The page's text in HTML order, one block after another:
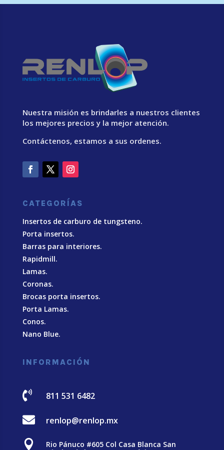
Nuestra misión es brindarles a nuestros clientes
los mejores precios y la mejor atención.
Contáctenos, estamos a sus ordenes.
CATEGORÍAS
Insertos de carburo de tungsteno.
Porta insertos.
Barras para interiores.
Rapidmill.
Lamas.
Coronas.
Brocas porta insertos.
Porta Lamas.
Conos.
Nano Blue.
INFORMACIÓN
 811 531 6482
 renlop@renlop.mx

Rio Pánuco #605 Col Casa Blanca San